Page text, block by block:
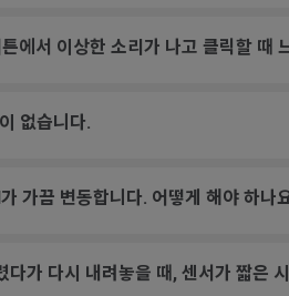
에서 이상한 소리가 나고 클릭할 때
없습니다.
가끔 변동합니다. 어떻게 해야 하나
다가 다시 내려놓을 때, 센서가 짧은